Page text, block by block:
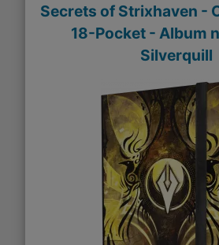
Secrets of Strixhaven -
18-Pocket - Album
Silverquill